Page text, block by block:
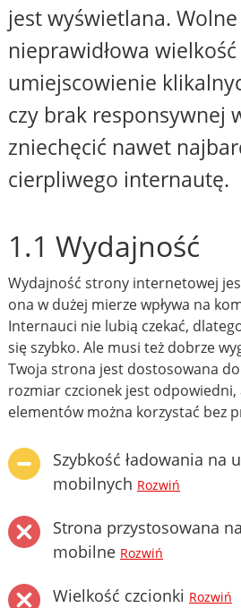
jest wyświetlana. Wolne
nieprawidłowa wielkość
umiejscowienie
czy brak responsywnej
zniechęcić nawet
cierpliwego internautę.
1.1 Wydajność
Wydajność strony internetowej
ona w dużej mierze wpływa na
Internauci nie lubią czekać,
się szybko. Ale musi też dobrze
Twoja strona jest dostosowana
rozmiar czcionek jest odpowiedni,
elementów można korzystać bez
Szybkość ładowania na
mobilnych Rozwiń
Strona przystosowana
mobilne Rozwiń
Wielkość czcionki Rozwiń